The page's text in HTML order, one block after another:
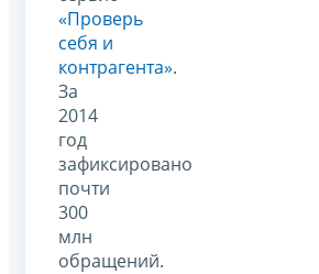
«Проверь
себя и
контрагента».
За
2014
год
зафиксировано
почти
300
млн
обращений.